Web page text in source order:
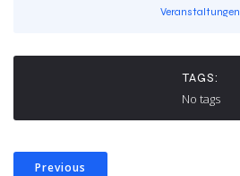
Veranstaltungen
TAGS:
No tags
Previous